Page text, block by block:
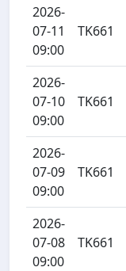
2026-
07-11
09:00
TK661
2026-
07-10
09:00
TK661
2026-
07-09
09:00
TK661
2026-
07-08
09:00
TK661